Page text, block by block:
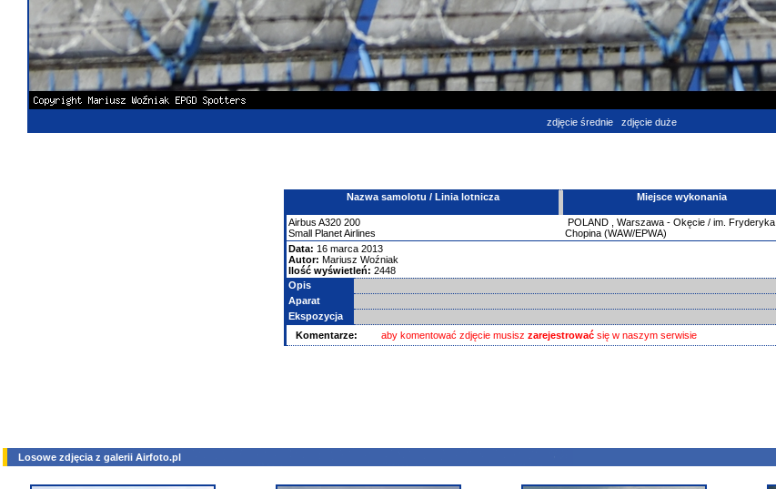
zdjęcie średnie zdjęcie duże
Nazwa samolotu / Linia lotnicza Miejsce wykonania
Airbus A320 200
Small Planet Airlines
POLAND
Warszawa - Okęcie / im. Fryderyka
Chopina (WAW/EPWA)
Data: 16 marca 2013
Autor: Mariusz Woźniak
Ilość wyświetleń: 2448
Opis
Aparat
Ekspozycja
Komentarze:
aby komentować zdjęcie musisz zarejestrować się w naszym serwisie
Losowe zdjęcia z galerii Airfoto.pl